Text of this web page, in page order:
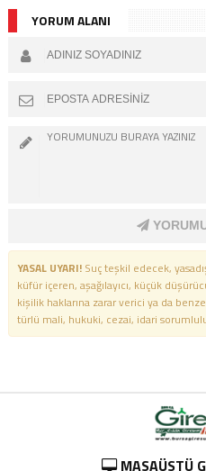
YORUM ALANI
YASAL UYARI!Suç teşkil edecek,
küfür içeren, aşağılayıcı, küçük
kişilik haklarına zarar verici ya da
türlü mali, hukuki, cezai, idari
MASAÜSTÜ